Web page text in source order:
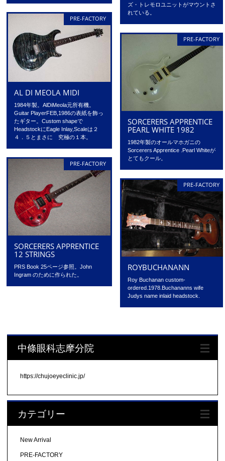
ズ・トレモロユニットがマウントさ
れている。
PRE-FACTORY
AL DI MEOLA MIDI
1984年製。AlDiMeola元所有機。
Guitar PlayerFEB,1986の表紙を飾っ
たギター。Custom shapeで
HeadstockにEagle Inlay,Scaleは２
４．５とまさに 究極の１本。
PRE-FACTORY
SORCERERS APPRENTICE
PEARL WHITE 1982
1982年製のオールマホガニの
Sorcerers Apprentice .Pearl Whiteが
とてもクール。
PRE-FACTORY
SORCERERS APPRENTICE
12 STRINGS
PRS Book 25ページ参照。John
Ingram のために作られた。
PRE-FACTORY
ROYBUCHANANN
Roy Buchanan custom-
ordered.1978.Buchananns wife
Judys name inlaid headstock.
中條眼科志摩分院
https://chujoeyeclinic.jp/
カテゴリー
New Arrival
PRE-FACTORY